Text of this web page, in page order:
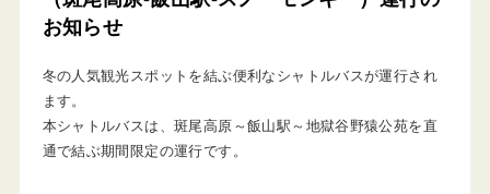
お知らせ
冬の人気観光スポットを結ぶ便利なシャトルバスが運行され
ます。
本シャトルバスは、斑尾高原～飯山駅～地獄谷野猿公苑を直
通で結ぶ期間限定の運行です。